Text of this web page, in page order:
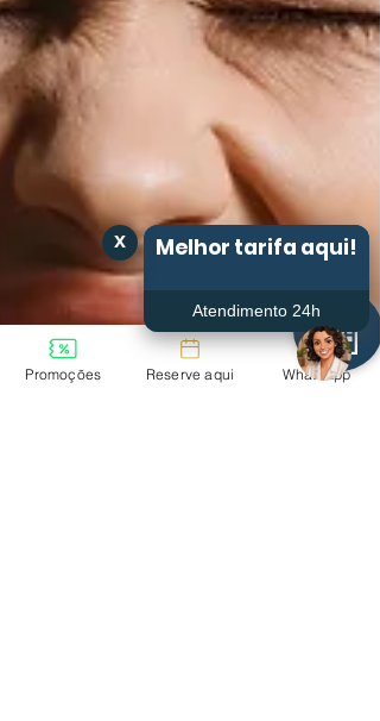
Promoções Reserve aqui WhatsApp
Melhor tarifa aqui!
Atendimento 24h
x